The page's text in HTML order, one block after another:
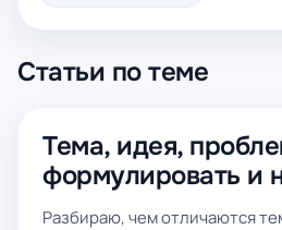
Статьи по теме
Тема, идея,
формулировать и
Разбираю, чем отличаются